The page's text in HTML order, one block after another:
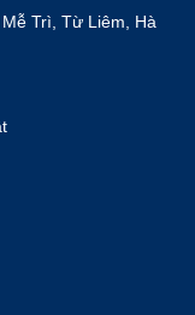
Trì, Từ Liêm, Hà